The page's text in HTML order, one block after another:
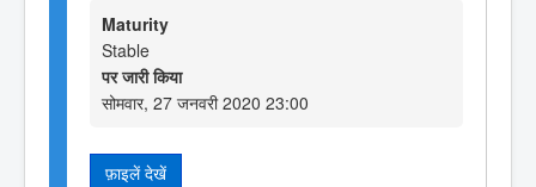
Maturity
Stable
पर जारी किया
सोमवार, 27 जनवरी 2020 23:00
फ़ाइलें देखें